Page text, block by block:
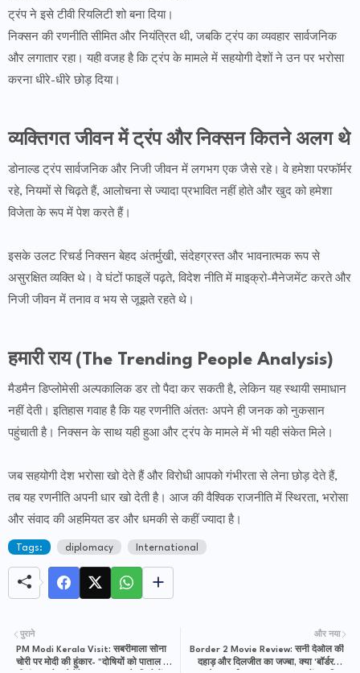
ट्रंप ने इसे टीवी रियलिटी शो बना दिया।
निक्सन की रणनीति सीमित और नियंत्रित थी, जबकि ट्रंप का व्यवहार सार्वजनिक
और लगातार रहा। यही वजह है कि ट्रंप के मामले में सहयोगी देशों ने उन पर भरोसा
करना धीरे-धीरे छोड़ दिया।
व्यक्तिगत जीवन में ट्रंप और निक्सन कितने अलग थे
डोनाल्ड ट्रंप सार्वजनिक और निजी जीवन में लगभग एक जैसे रहे। वे हमेशा परफॉर्मर
रहे, नियमों से चिढ़ते हैं, आलोचना से ज्यादा प्रभावित नहीं होते और खुद को हमेशा
विजेता के रूप में पेश करते हैं।
इसके उलट रिचर्ड निक्सन बेहद अंतर्मुखी, संदेहग्रस्त और भावनात्मक रूप से
असुरक्षित व्यक्ति थे। वे घंटों फाइलें पढ़ते, विदेश नीति में माइक्रो-मैनेजमेंट करते और
निजी जीवन में तनाव व भय से जूझते रहते थे।
हमारी राय (The Trending People Analysis)
मैडमैन डिप्लोमेसी अल्पकालिक डर तो पैदा कर सकती है, लेकिन यह स्थायी समाधान
नहीं देती। इतिहास गवाह है कि यह रणनीति अंततः अपने ही जनक को नुकसान
पहुंचाती है। निक्सन के साथ यही हुआ और ट्रंप के मामले में भी यही संकेत मिले।
जब सहयोगी देश भरोसा खो देते हैं और विरोधी आपको गंभीरता से लेना छोड़ देते हैं,
तब यह रणनीति अपनी धार खो देती है। आज की वैश्विक राजनीति में स्थिरता, भरोसा
और संवाद की अहमियत डर और धमकी से कहीं ज्यादा है।
Tags: diplomacy International
और नया
Border 2 Movie Review: सनी देओल की
दहाड़ और दिलजीत का जज्बा, क्या 'बॉर्डर 2'
पुराने
PM Modi Kerala Visit: सबरीमाला सोना
चोरी पर मोदी की हुंकार- "दोषियों को पाताल से